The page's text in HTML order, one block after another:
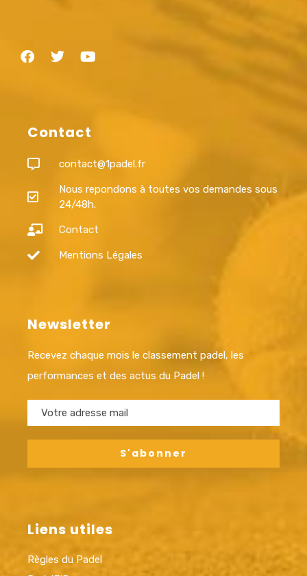
Contact
contact@1padel.fr
Nous repondons à toutes vos demandes sous
24/48h.
Contact
Mentions Légales
Newsletter
Recevez chaque mois le classement padel, les
performances et des actus du Padel !
Liens utiles
Règles du Padel